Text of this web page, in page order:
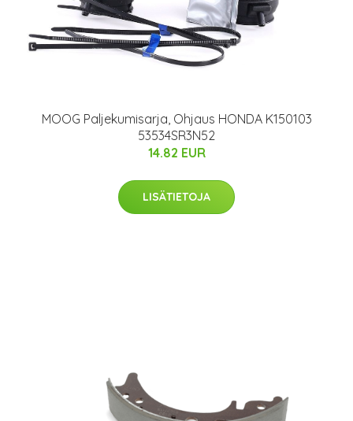
MOOG Paljekumisarja, Ohjaus HONDA K150103
53534SR3N52
14.82 EUR
LISÄTIETOJA